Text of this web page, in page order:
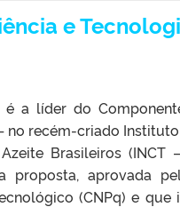
e
é a líder do
no recém-criado
Brasileiros (INCT
proposta, aprovada
(CNPq) e que